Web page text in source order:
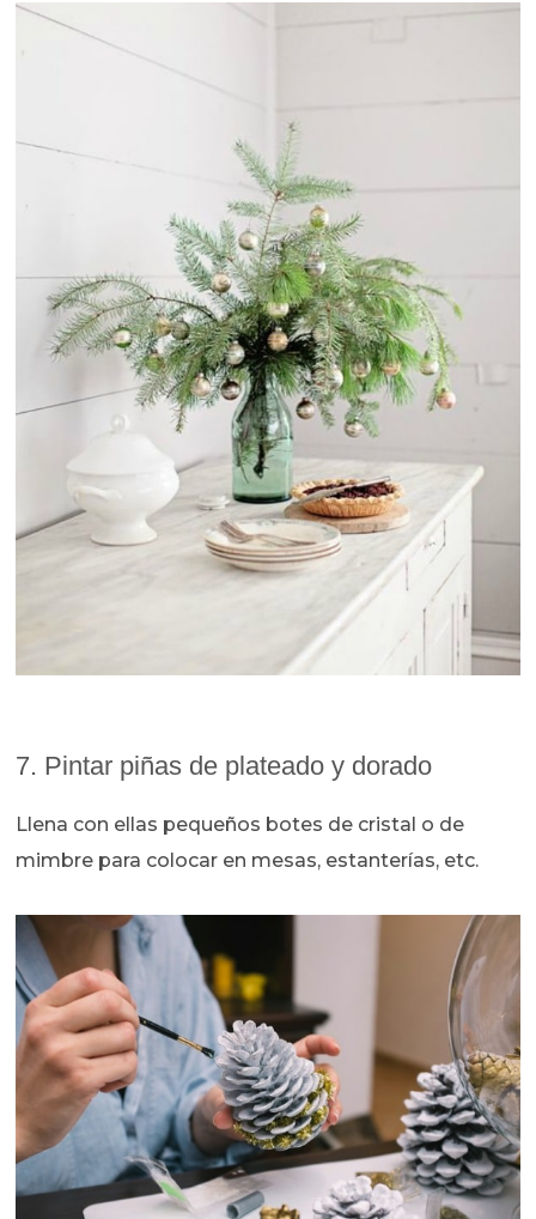
7. Pintar piñas de plateado y dorado
Llena con ellas pequeños botes de cristal o de
mimbre para colocar en mesas, estanterías, etc.